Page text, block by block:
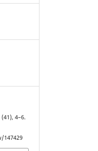
(41), 4–6.